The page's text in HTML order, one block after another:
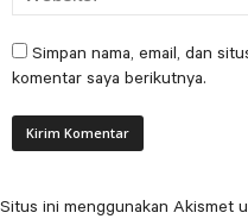
Simpan nama, email, dan
komentar saya berikutnya.
Situs ini menggunakan Akismet